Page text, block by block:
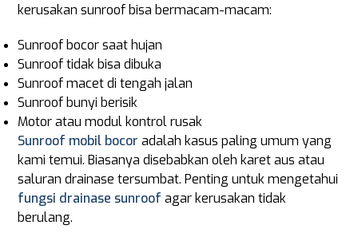
kerusakan sunroof bisa bermacam-macam:
Sunroof bocor saat hujan
Sunroof tidak bisa dibuka
Sunroof macet di tengah jalan
Sunroof bunyi berisik
Motor atau modul kontrol rusak
Sunroof mobil bocor adalah kasus paling umum yang
kami temui. Biasanya disebabkan oleh karet aus atau
saluran drainase tersumbat. Penting untuk mengetahui
fungsi drainase sunroof agar kerusakan tidak
berulang.